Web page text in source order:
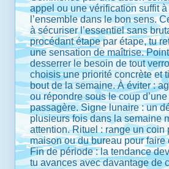
appel ou une vérification suffit à
l’ensemble dans le bon sens.
à sécuriser l’essentiel sans
procédant étape par étape, tu
une sensation de maîtrise.
desserrer le besoin de tout
choisis une priorité concrète et
bout de la semaine. À éviter :
ou répondre sous le coup
passagère. Signe lunaire : un
plusieurs fois dans la semaine
attention. Rituel : range un coin
maison ou du bureau pour faire
Fin de période : la tendance
tu avances avec davantage de